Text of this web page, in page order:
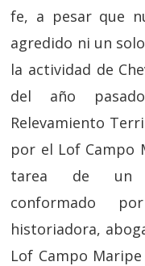
fe, a pesar que
agredido ni un
la actividad de
del año
Relevamiento
por el Lof Campo
tarea de un
conformado
historiadora,
Lof Campo